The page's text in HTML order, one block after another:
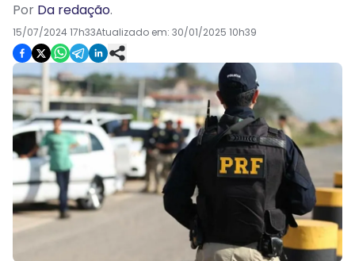
Por Da redação.
15/07/2024 17h33Atualizado em: 30/01/2025 10h39